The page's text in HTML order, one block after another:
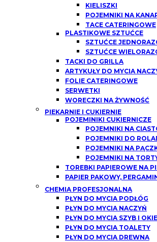
KIELISZKI
POJEMNIKI NA
TACE CATERINGOWE
PLASTIKOWE SZTUĆCE
SZTUĆCE
SZTUĆCE
TACKI DO GRILLA
ARTYKUŁY DO MYCIA
FOLIE CATERINGOWE
SERWETKI
WORECZKI NA ŻYWNOŚĆ
PIEKARNIE I CUKIERNIE
POJEMINIKI CUKIERNICZE
POJEMNIKI NA
POJEMNIKI DO
POJEMNIKI NA
POJEMNIKI NA
TOREBKI PAPIEROWE NA
PAPIER PAKOWY,
CHEMIA PROFESJONALNA
PŁYN DO MYCIA PODŁÓG
PŁYN DO MYCIA NACZYŃ
PŁYN DO MYCIA SZYB I
PŁYN DO MYCIA TOALETY
PŁYN DO MYCIA DREWNA